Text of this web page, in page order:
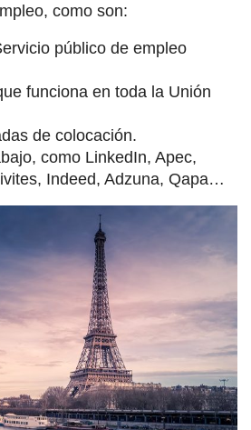
como son:
público de empleo
funciona en toda la Unión
de colocación.
como LinkedIn, Apec,
Indeed, Adzuna, Qapa…